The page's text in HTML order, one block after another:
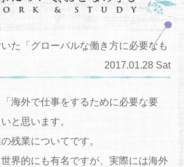
た「グローバルな働き方に必要なも
2017.01.28 Sat
海外で仕事をするために必要な要
と思います。
残業についてです。
界的にも有名ですが、実際には海外